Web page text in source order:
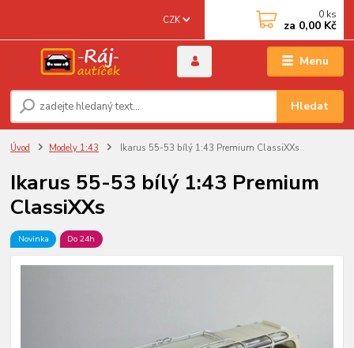
Menu
CZK
Hledat
0 ks
za 0,00 Kč
Úvod Modely 1:43 Ikarus 55-53 bílý 1:43 Premium ClassiXXs
Ikarus 55-53 bílý 1:43 Premium
ClassiXXs
Novinka Do 24h